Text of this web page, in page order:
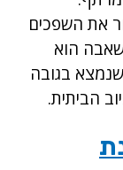
את השפכים
הוא
בגובה
הביתית.